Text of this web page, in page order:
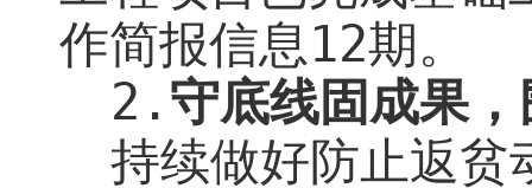
作简报信息12期。
2. 守底线固成果
持续做好防止返贫